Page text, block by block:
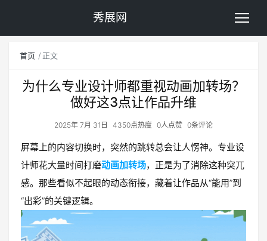
秀展网
首页 正文
为什么专业设计师都重视动画加转场？
做好这3点让作品升维
2025年 7月 31日 4350点热度 0人点赞 0条评论
屏幕上的内容切换时，突然的跳转总会让人愣神。专业设
计师花大量时间打磨动画加转场，正是为了消除这种突兀
感。那些看似不起眼的动态衔接，藏着让作品从“能用”到
“出彩”的关键逻辑。